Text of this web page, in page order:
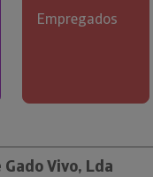
Empregados
Vivo, Lda